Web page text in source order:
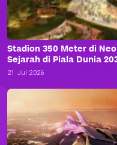
Stadion 350 Meter di
Sejarah di Piala Dunia
21 Jul 2026